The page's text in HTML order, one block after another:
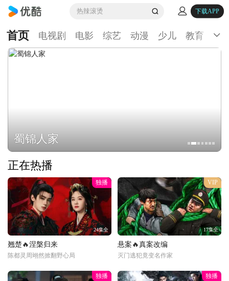
热辣滚烫 下载APP
首页 电视剧 电影 综艺 动漫 少儿 教育 生
蜀锦人家
正在热播
独播
24集全
翘楚🔥涅槃归来
陈都灵周翊然掀翻野心局
VIP
17集全
悬案🔥真案改编
灭门逃犯竟变名作家
独播 独播